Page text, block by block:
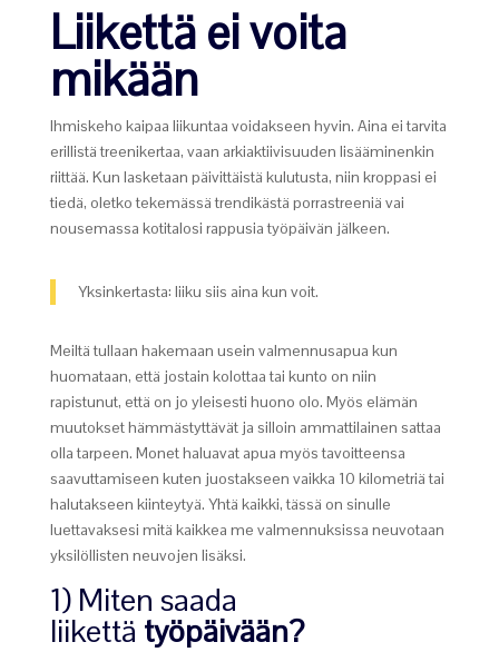
Liikettä ei voita
mikään
Ihmiskeho kaipaa liikuntaa voidakseen hyvin. Aina ei tarvita
erillistä treenikertaa, vaan arkiaktiivisuuden lisääminenkin
riittää. Kun lasketaan päivittäistä kulutusta, niin kroppasi ei
tiedä, oletko tekemässä trendikästä porrastreeniä vai
nousemassa kotitalosi rappusia työpäivän jälkeen.
Yksinkertasta: liiku siis aina kun voit.
Meiltä tullaan hakemaan usein valmennusapua kun
huomataan, että jostain kolottaa tai kunto on niin
rapistunut, että on jo yleisesti huono olo. Myös elämän
muutokset hämmästyttävät ja silloin ammattilainen sattaa
olla tarpeen. Monet haluavat apua myös tavoitteensa
saavuttamiseen kuten juostakseen vaikka 10 kilometriä tai
halutakseen kiinteytyä. Yhtä kaikki, tässä on sinulle
luettavaksesi mitä kaikkea me valmennuksissa neuvotaan
yksilöllisten neuvojen lisäksi.
1) Miten saada
liikettä työpäivään?